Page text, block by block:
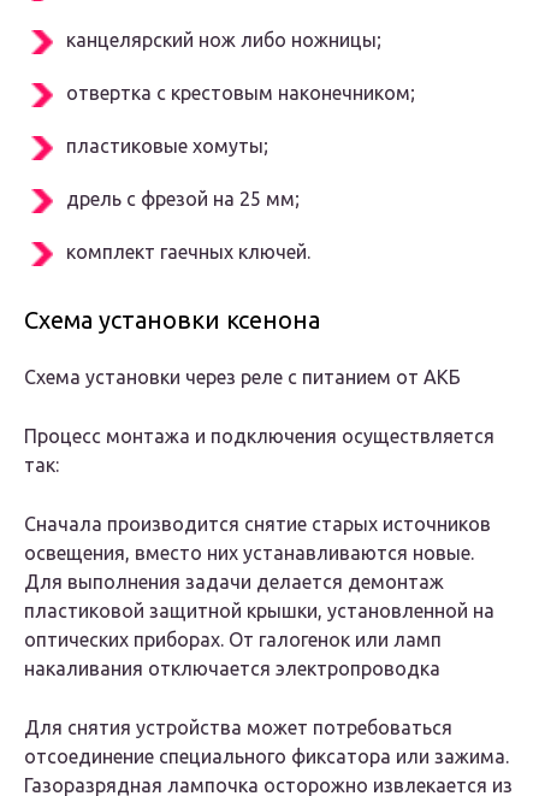
канцелярский нож либо ножницы;
отвертка с крестовым наконечником;
пластиковые хомуты;
дрель с фрезой на 25 мм;
комплект гаечных ключей.
Схема установки ксенона
Схема установки через реле с питанием от АКБ
Процесс монтажа и подключения осуществляется
так:
Сначала производится снятие старых источников
освещения, вместо них устанавливаются новые.
Для выполнения задачи делается демонтаж
пластиковой защитной крышки, установленной на
оптических приборах. От галогенок или ламп
накаливания отключается электропроводка
Для снятия устройства может потребоваться
отсоединение специального фиксатора или зажима.
Газоразрядная лампочка осторожно извлекается из